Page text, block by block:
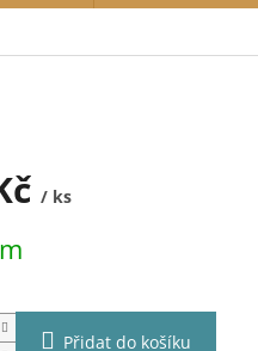
/ ks
Přidat do košíku